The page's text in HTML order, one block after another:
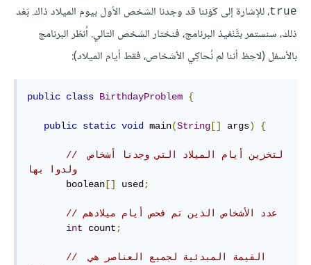
true، للإشارة إلى كَوْننا قد وجدنا الشخص الأول بيوم الميلاد ذاك. بَعْد
ذلك، سنستمر بتَّنْفيذ البرنامج، فنختار الشخص التالي. اُنظر البرنامج
بالأسفل (لاحِظ أننا لم نُحاكِي الأشخاص، فقط أيام الميلاد):
public class BirthdayProblem {
public static void main(String[] args) {
// لتخزين أيام الميلاد التي وجدنا أشخاص
ولدوا بها
       boolean
[] used;
// عدد الأشخاص الذين تم فحص أيام ميلادهم
int count ;
// ‫القيمة المبدئية لجميع العناصر هي